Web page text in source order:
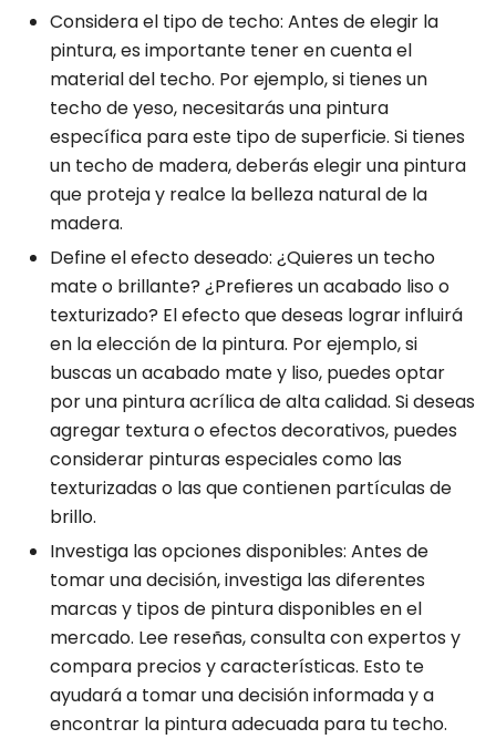
Considera el tipo de techo: Antes de elegir la
pintura, es importante tener en cuenta el
material del techo. Por ejemplo, si tienes un
techo de yeso, necesitarás una pintura
específica para este tipo de superficie. Si tienes
un techo de madera, deberás elegir una pintura
que proteja y realce la belleza natural de la
madera.
Define el efecto deseado: ¿Quieres un techo
mate o brillante? ¿Prefieres un acabado liso o
texturizado? El efecto que deseas lograr influirá
en la elección de la pintura. Por ejemplo, si
buscas un acabado mate y liso, puedes optar
por una pintura acrílica de alta calidad. Si deseas
agregar textura o efectos decorativos, puedes
considerar pinturas especiales como las
texturizadas o las que contienen partículas de
brillo.
Investiga las opciones disponibles: Antes de
tomar una decisión, investiga las diferentes
marcas y tipos de pintura disponibles en el
mercado. Lee reseñas, consulta con expertos y
compara precios y características. Esto te
ayudará a tomar una decisión informada y a
encontrar la pintura adecuada para tu techo.